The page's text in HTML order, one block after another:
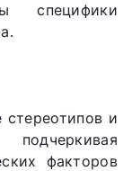
специфики
стереотипов и
факторов